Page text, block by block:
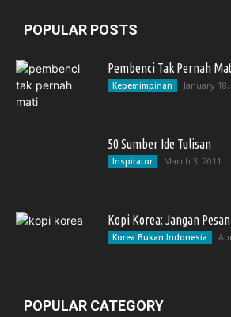
POPULAR POSTS
Pembenci Tak Pernah
Kepemimpinan January
50 Sumber Ide Tulisan
Inspirator March 3, 2011
Kopi Korea: Jangan
Korea Bukan Indonesia
POPULAR CATEGORY